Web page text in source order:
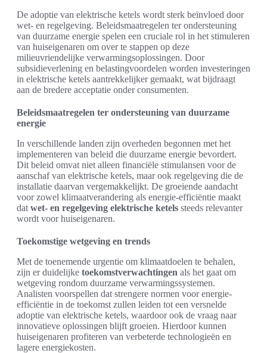
De adoptie van elektrische ketels wordt sterk beïnvloed door
wet- en regelgeving. Beleidsmaatregelen ter ondersteuning
van duurzame energie spelen een cruciale rol in het stimuleren
van huiseigenaren om over te stappen op deze
milieuvriendelijke verwarmingsoplossingen. Door
subsidieverlening en belastingvoordelen worden investeringen
in elektrische ketels aantrekkelijker gemaakt, wat bijdraagt
aan de bredere acceptatie onder consumenten.
Beleidsmaatregelen ter ondersteuning van duurzame
energie
In verschillende landen zijn overheden begonnen met het
implementeren van beleid die duurzame energie bevordert.
Dit beleid omvat niet alleen financiële stimulansen voor de
aanschaf van elektrische ketels, maar ook regelgeving die de
installatie daarvan vergemakkelijkt. De groeiende aandacht
voor zowel klimaatverandering als energie-efficiëntie maakt
dat wet- en regelgeving elektrische ketels steeds relevanter
wordt voor huiseigenaren.
Toekomstige wetgeving en trends
Met de toenemende urgentie om klimaatdoelen te behalen,
zijn er duidelijke toekomstverwachtingen als het gaat om
wetgeving rondom duurzame verwarmingssystemen.
Analisten voorspellen dat strengere normen voor energie-
efficiëntie in de toekomst zullen leiden tot een versnelde
adoptie van elektrische ketels, waardoor ook de vraag naar
innovatieve oplossingen blijft groeien. Hierdoor kunnen
huiseigenaren profiteren van verbeterde technologieën en
lagere energiekosten.